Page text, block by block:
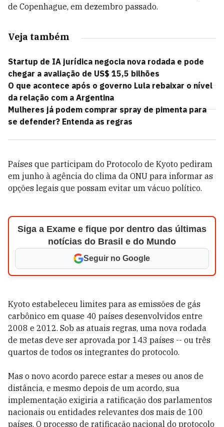
de Copenhague, em dezembro passado.
Veja também
Startup de IA jurídica negocia nova rodada e pode
chegar a avaliação de US$ 15,5 bilhões
O que acontece após o governo Lula rebaixar o nível
da relação com a Argentina
Mulheres já podem comprar spray de pimenta para
se defender? Entenda as regras
Países que participam do Protocolo de Kyoto pediram
em junho à agência do clima da ONU para informar as
opções legais que possam evitar um vácuo político.
Siga a Exame e fique por dentro das últimas
notícias do Brasil e do Mundo
Seguir no Google
Kyoto estabeleceu limites para as emissões de gás
carbônico em quase 40 países desenvolvidos entre
2008 e 2012. Sob as atuais regras, uma nova rodada
de metas deve ser aprovada por 143 países -- ou três
quartos de todos os integrantes do protocolo.
Mas o novo acordo parece estar a meses ou anos de
distância, e mesmo depois de um acordo, sua
implementação exigiria a ratificação dos parlamentos
nacionais ou entidades relevantes dos mais de 100
países. O processo de ratificação nacional do protocolo